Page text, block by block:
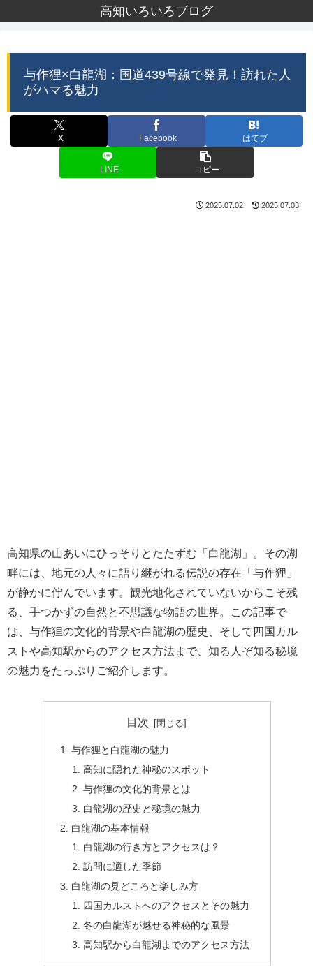
高知いろいろブログ
与作狸×白龍湖：国道439号線で発見！訪れた人
がハマる魅力
X Facebook はてブ
LINE コピー
2025.07.02 2025.07.03
高知県の山あいにひっそりとたたずむ「白龍湖」。その湖
畔には、地元の人々に語り継がれる伝説の存在「与作狸」
が静かに佇んでいます。観光地化されていないからこそ残
る、手つかずの自然と不思議な物語の世界。この記事で
は、与作狸の文化的背景や白龍湖の歴史、そして四国カル
ストや高知駅からのアクセス方法まで、知る人ぞ知る秘境
の魅力をたっぷりご紹介します。
目次
与作狸と白龍湖の魅力
高知に隠れた神秘のスポット
与作狸の文化的背景とは
白龍湖の歴史と秘境の魅力
白龍湖の基本情報
白龍湖の行き方とアクセスは？
訪問に適した季節
白龍湖の見どころと楽しみ方
四国カルストへのアクセスとその魅力
冬の白龍湖が魅せる神秘的な風景
高知駅から白龍湖までのアクセス方法